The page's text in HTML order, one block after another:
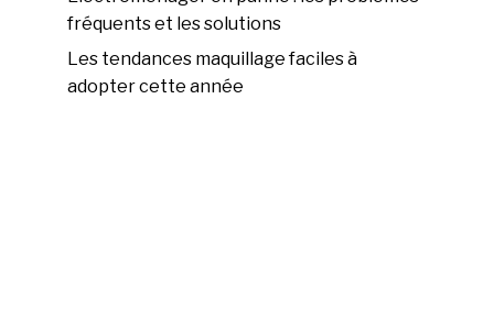
fréquents et les solutions
Les tendances maquillage faciles à
adopter cette année